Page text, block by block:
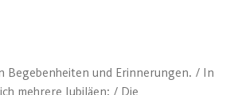
Begebenheiten und Erinnerungen. / In
mehrere Jubiläen: / Die